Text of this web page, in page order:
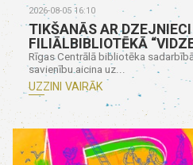
2026-08-05 16:10
TIKŠANĀS AR
FILIĀLBIBLIOTĒKĀ
Rīgas Centrālā bibliotēka
savienību aicina uz...
UZZINI VAIRĀK